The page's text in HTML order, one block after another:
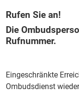
Rufen Sie an!
Die
Rufnummer.
Eingeschränkte
Ombudsdienst